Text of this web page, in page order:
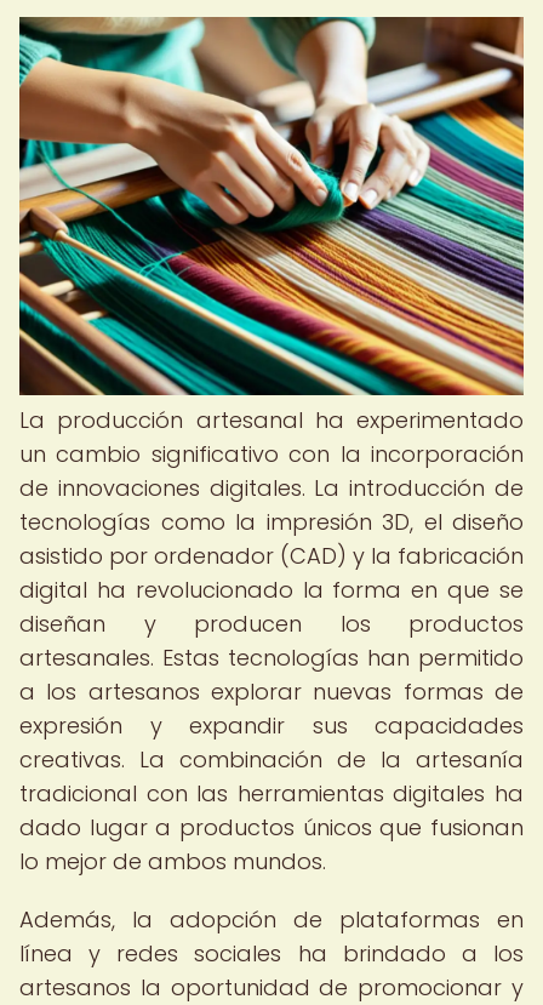
La producción artesanal ha experimentado
un cambio significativo con la incorporación
de innovaciones digitales. La introducción de
tecnologías como la impresión 3D, el diseño
asistido por ordenador (CAD) y la fabricación
digital ha revolucionado la forma en que se
diseñan y producen los productos
artesanales. Estas tecnologías han permitido
a los artesanos explorar nuevas formas de
expresión y expandir sus capacidades
creativas. La combinación de la artesanía
tradicional con las herramientas digitales ha
dado lugar a productos únicos que fusionan
lo mejor de ambos mundos.
Además, la adopción de plataformas en
línea y redes sociales ha brindado a los
artesanos la oportunidad de promocionar y